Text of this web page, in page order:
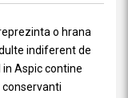
o hrana
indiferent de
Aspic contine